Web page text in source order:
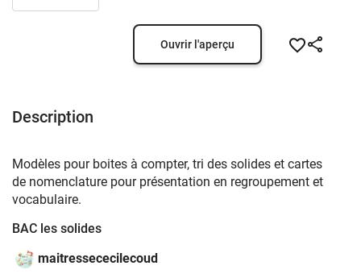
Ouvrir l'aperçu
Description
Modèles pour boites à compter, tri des solides et cartes
de nomenclature pour présentation en regroupement et
vocabulaire.
BAC les solides
maitressececilecoud